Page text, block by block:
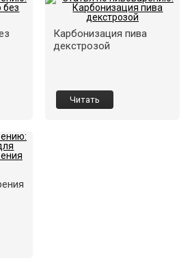
Карбонизация пива
декстрозой
Читать